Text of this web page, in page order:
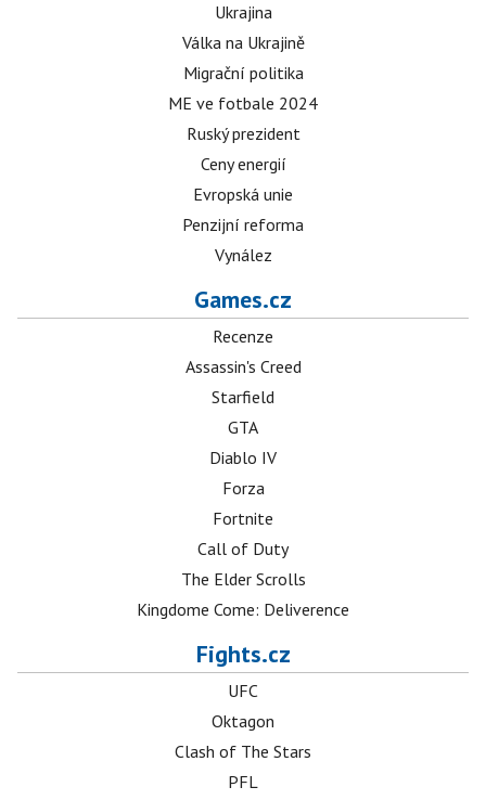
Ukrajina
Válka na Ukrajině
Migrační politika
ME ve fotbale 2024
Ruský prezident
Ceny energií
Evropská unie
Penzijní reforma
Vynález
Games.cz
Recenze
Assassin's Creed
Starfield
GTA
Diablo IV
Forza
Fortnite
Call of Duty
The Elder Scrolls
Kingdome Come: Deliverence
Fights.cz
UFC
Oktagon
Clash of The Stars
PFL